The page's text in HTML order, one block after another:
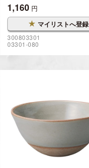
1,160 円
★ マイリストへ登録
300803301
03301-080